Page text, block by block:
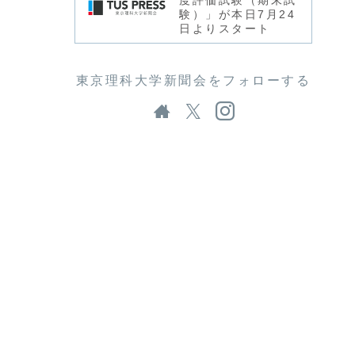
験）」が本日7月24
日よりスタート
東京理科大学新聞会をフォローする